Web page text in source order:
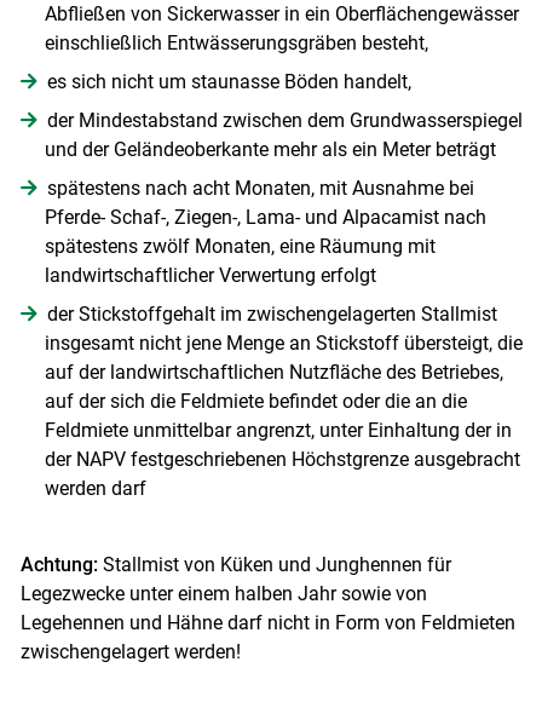
Abfließen von Sickerwasser in ein Oberflächengewässer
einschließlich Entwässerungsgräben besteht,
es sich nicht um staunasse Böden handelt,
der Mindestabstand zwischen dem Grundwasserspiegel
und der Geländeoberkante mehr als ein Meter beträgt
spätestens nach acht Monaten, mit Ausnahme bei
Pferde- Schaf-, Ziegen-, Lama- und Alpacamist nach
spätestens zwölf Monaten, eine Räumung mit
landwirtschaftlicher Verwertung erfolgt
der Stickstoffgehalt im zwischengelagerten Stallmist
insgesamt nicht jene Menge an Stickstoff übersteigt, die
auf der landwirtschaftlichen Nutzfläche des Betriebes,
auf der sich die Feldmiete befindet oder die an die
Feldmiete unmittelbar angrenzt, unter Einhaltung der in
der NAPV festgeschriebenen Höchstgrenze ausgebracht
werden darf
Achtung:Stallmist von Küken und Junghennen für
Legezwecke unter einem halben Jahr sowie von
Legehennen und Hähne darf nicht in Form von Feldmieten
zwischengelagert werden!